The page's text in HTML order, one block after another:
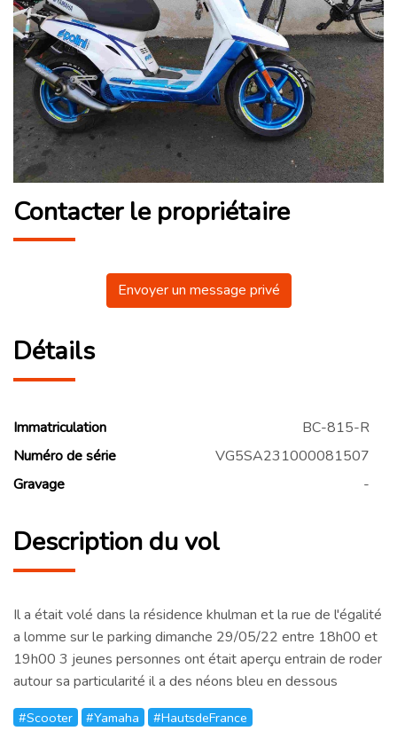
Contacter le propriétaire
Envoyer un message privé
Détails
Immatriculation
BC-815-R
Numéro de série
VG5SA231000081507
Gravage
-
Description du vol
Il a était volé dans la résidence khulman et la rue de l'égalité
a lomme sur le parking dimanche 29/05/22 entre 18h00 et
19h00 3 jeunes personnes ont était aperçu entrain de roder
autour sa particularité il a des néons bleu en dessous
#Scooter #Yamaha #HautsdeFrance